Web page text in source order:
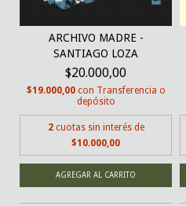
ARCHIVO MADRE -
SANTIAGO LOZA
$20.000,00
$19.000,00 con Transferencia o
depósito
2 cuotas sin interés de
$10.000,00